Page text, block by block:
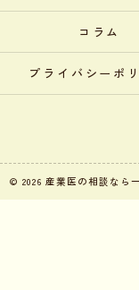
コラム
プライバシーポ
© 2026 産業医の相談なら